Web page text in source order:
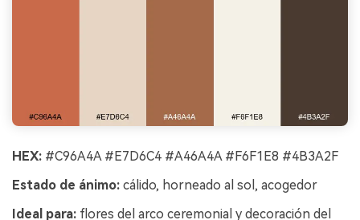
HEX: #C96A4A #E7D6C4 #A46A4A #F6F1E8 #4B3A2F
Estado de ánimo: cálido, horneado al sol, acogedor
Ideal para: flores del arco ceremonial y decoración del